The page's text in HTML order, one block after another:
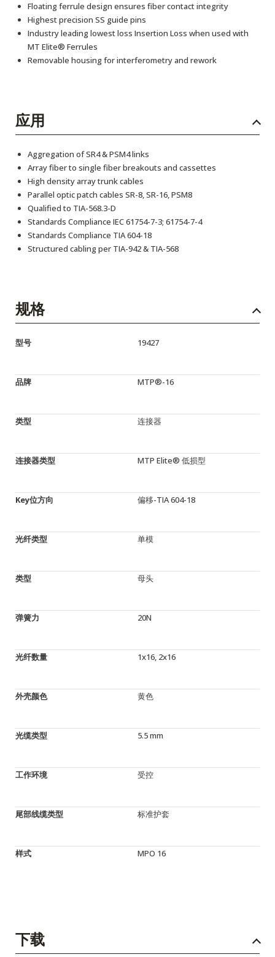
Floating ferrule design ensures fiber contact integrity
Highest precision SS guide pins
Industry leading lowest loss Insertion Loss when used with
MT Elite® Ferrules
Removable housing for interferometry and rework
应用
Aggregation of SR4 & PSM4 links
Array fiber to single fiber breakouts and cassettes
High density array trunk cables
Parallel optic patch cables SR-8, SR-16, PSM8
Qualified to TIA-568.3-D
Standards Compliance IEC 61754-7-3; 61754-7-4
Standards Compliance TIA 604-18
Structured cabling per TIA-942 & TIA-568
规格
型号 19427
品牌 MTP®-16
类型 连接器
连接器类型 MTP Elite® 低损型
Key位方向 偏移-TIA 604-18
光纤类型 单模
类型 母头
弹簧力 20N
光纤数量 1x16, 2x16
外壳颜色 黄色
光缆类型 5.5 mm
工作环境 受控
尾部线缆类型 标准护套
样式 MPO 16
下载